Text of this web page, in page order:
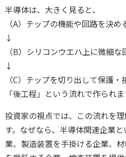
半導体は、大きく見ると、
（A）チップの機能や回路を決め
↓
（B）シリコンウエハ上に微細な
↓
（C）チップを切り出して保護
「後工程」という流れで作られま
投資家の視点では、この流れを
す。なぜなら、半導体関連企業
業、製造装置を手掛ける企業、